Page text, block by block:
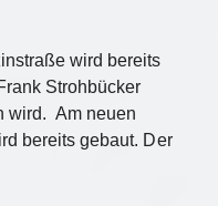
wird bereits
Strohbücker
wird. Am neuen
bereits gebaut. Der